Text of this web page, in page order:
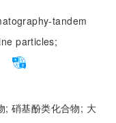
tandem
particles;
; 硝基酚类化合物; 大